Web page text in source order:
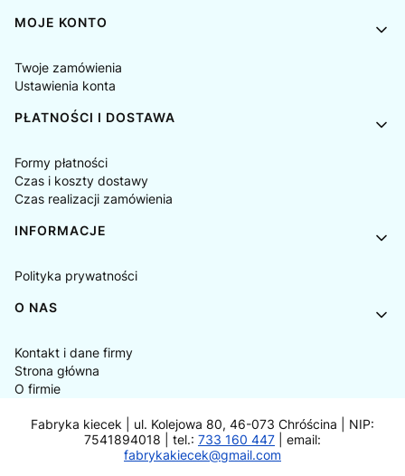
MOJE KONTO
Twoje zamówienia
Ustawienia konta
PŁATNOŚCI I DOSTAWA
Formy płatności
Czas i koszty dostawy
Czas realizacji zamówienia
INFORMACJE
Polityka prywatności
O NAS
Kontakt i dane firmy
Strona główna
O firmie
Fabryka kiecek | ul. Kolejowa 80, 46-073 Chróścina | NIP:
7541894018 | tel.: 733 160 447 | email:
fabrykakiecek@gmail.com